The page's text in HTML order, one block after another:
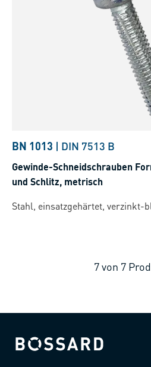
BN 1013 | DIN 7513 B
Gewinde-Schneidschrauben
und Schlitz, metrisch
Stahl, einsatzgehärtet, verzinkt-
7von 7
Bossard homepage